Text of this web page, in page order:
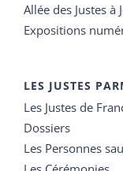
Allée des Justes à
Expositions
LES JUSTES
Les Justes de
Dossiers
Les Personnes